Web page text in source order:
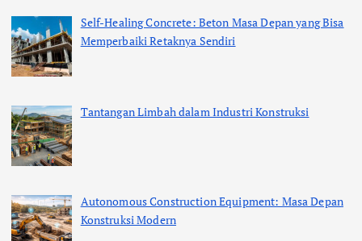
Self-Healing Concrete: Beton Masa Depan yang Bisa
Memperbaiki Retaknya Sendiri
Tantangan Limbah dalam Industri Konstruksi
Autonomous Construction Equipment: Masa Depan
Konstruksi Modern